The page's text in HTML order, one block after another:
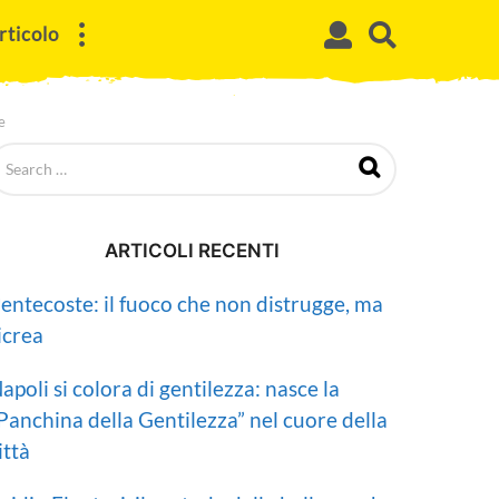
ARTICOLI RECENTI
il fuoco che non distrugge, ma
si colora di gentilezza: nasce la
della Gentilezza” nel cuore della